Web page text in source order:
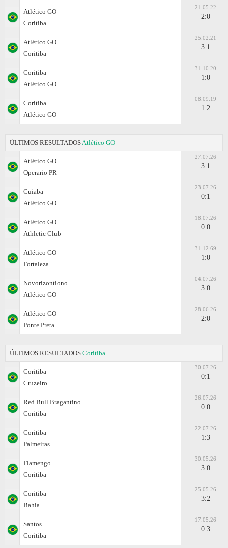
Atlético GO
Coritiba
21.05.22
2:0
Atlético GO
Coritiba
25.02.21
3:1
Coritiba
Atlético GO
31.10.20
1:0
Coritiba
Atlético GO
08.09.19
1:2
ÚLTIMOS RESULTADOS Atlético GO
Atlético GO
Operario PR
27.07.26
3:1
Cuiaba
Atlético GO
23.07.26
0:1
Atlético GO
Athletic Club
18.07.26
0:0
Atlético GO
Fortaleza
31.12.69
1:0
Novorizontiono
Atlético GO
04.07.26
3:0
Atlético GO
Ponte Preta
28.06.26
2:0
ÚLTIMOS RESULTADOS Coritiba
Coritiba
Cruzeiro
30.07.26
0:1
Red Bull Bragantino
Coritiba
26.07.26
0:0
Coritiba
Palmeiras
22.07.26
1:3
Flamengo
Coritiba
30.05.26
3:0
Coritiba
Bahia
25.05.26
3:2
Santos
Coritiba
17.05.26
0:3